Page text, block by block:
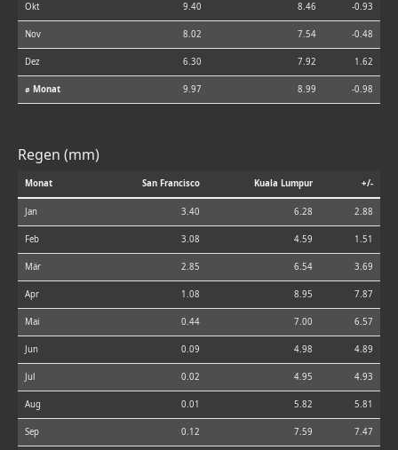
Okt 9.40 8.46 -0.93
Nov 8.02 7.54 -0.48
Dez 6.30 7.92 1.62
⌀ Monat 9.97 8.99 -0.98
Regen (mm)
Monat San Francisco Kuala Lumpur +/-
Jan 3.40 6.28 2.88
Feb 3.08 4.59 1.51
Mär 2.85 6.54 3.69
Apr 1.08 8.95 7.87
Mai 0.44 7.00 6.57
Jun 0.09 4.98 4.89
Jul 0.02 4.95 4.93
Aug 0.01 5.82 5.81
Sep 0.12 7.59 7.47